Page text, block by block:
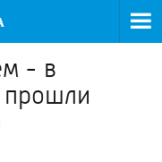
- в
прошли